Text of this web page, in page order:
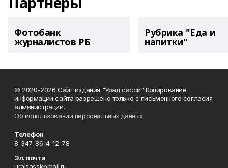
Фотобанк
журналистов РБ
Рубрика "Еда и
напитки"
© 2020-2026 Сайт издания "Урал сасси" Копирование
информации сайта разрешено только с письменного согласия
администрации.
Об использовании персональных данных
Телефон
8-347-86-4-12-78
Эл. почта